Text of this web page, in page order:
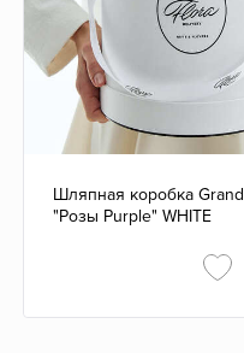
Шляпная коробка Grand
"Розы Purple" WHITE